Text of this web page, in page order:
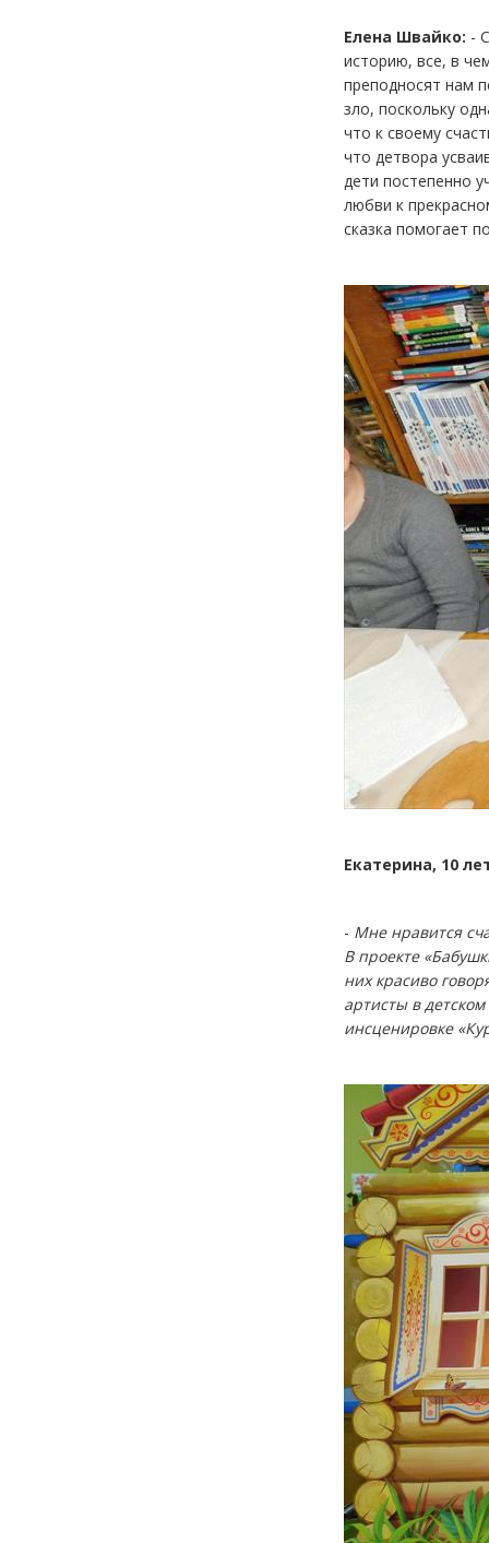
Елена Швайко: -
историю, все, в
преподносят нам
зло, поскольку
что к своему
что детвора
дети постепенно
любви к
сказка помогает
Екатерина, 10
- Мне нравится
В проекте
них красиво
артисты в
инсценировке